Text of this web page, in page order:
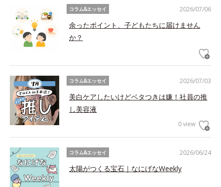
2026/07/06
コラム&エッセイ
余ったポイント、子どもたちに届けません
か？
2026/07/03
コラム&エッセイ
美白ケアしたいけどベタつきは嫌！社員の推
し美容液
0 view
2026/06/24
コラム&エッセイ
太陽がつくる宝石｜なにげなWeekly